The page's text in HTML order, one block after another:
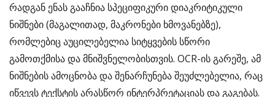
რადგან ენას გააჩნია სპეციფიკური დიაკრიტიკული
ნიშნები (მაგალითად, მაკრონები ხმოვანებზე),
რომლებიც აუცილებელია სიტყვების სწორი
გამოთქმისა და მნიშვნელობისთვის. OCR-ის გარეშე, ამ
ნიშნების ამოცნობა და შენარჩუნება შეუძლებელია, რაც
იწვევს ტექსტის არასწორ ინტერპრეტაციას და გაგებას.